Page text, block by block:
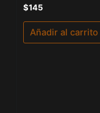
Valorado
con
0
de
$145
Añadir al carrito